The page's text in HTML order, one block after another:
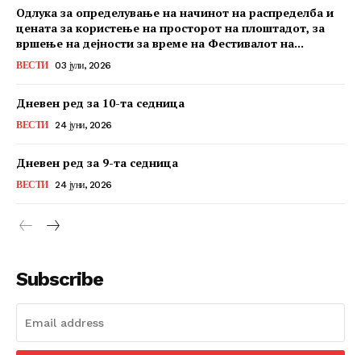
Одлука за определување на начинот на распределба и
цената за користење на просторот на плоштадот, за
вршење на дејности за време на Фестивалот на...
ВЕСТИ 03 јули, 2026
Дневен ред за 10-та седница
ВЕСТИ 24 јуни, 2026
Дневен ред за 9-та седница
ВЕСТИ 24 јуни, 2026
Subscribe